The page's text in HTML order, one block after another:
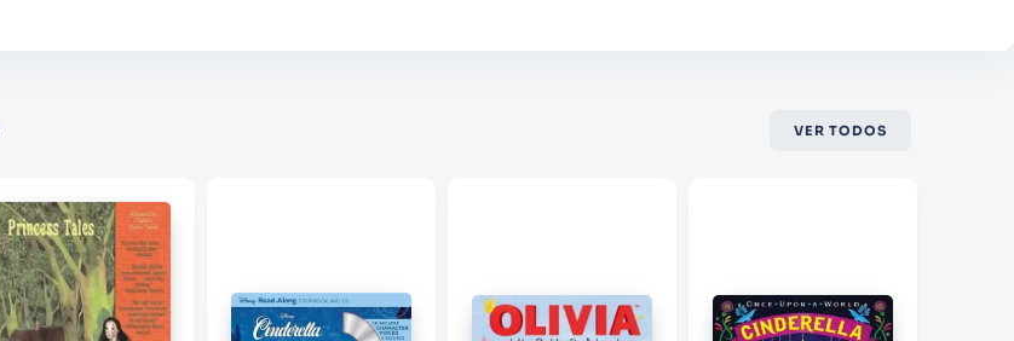
Correo electrónico
Escribir comentario
VER TODOS